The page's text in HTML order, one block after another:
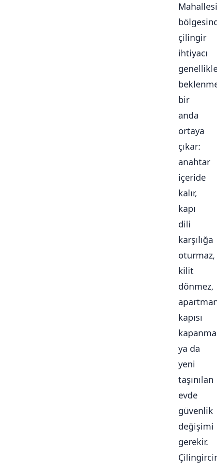
Mahallesi
çilingir
ihtiyacı
bir
anda
ortaya
çıkar:
anahtar
içeride
kalır,
kapı
dili
karşılığa
oturmaz,
kilit
dönmez,
kapısı
ya da
yeni
taşınılan
evde
güvenlik
değişimi
gerekir.